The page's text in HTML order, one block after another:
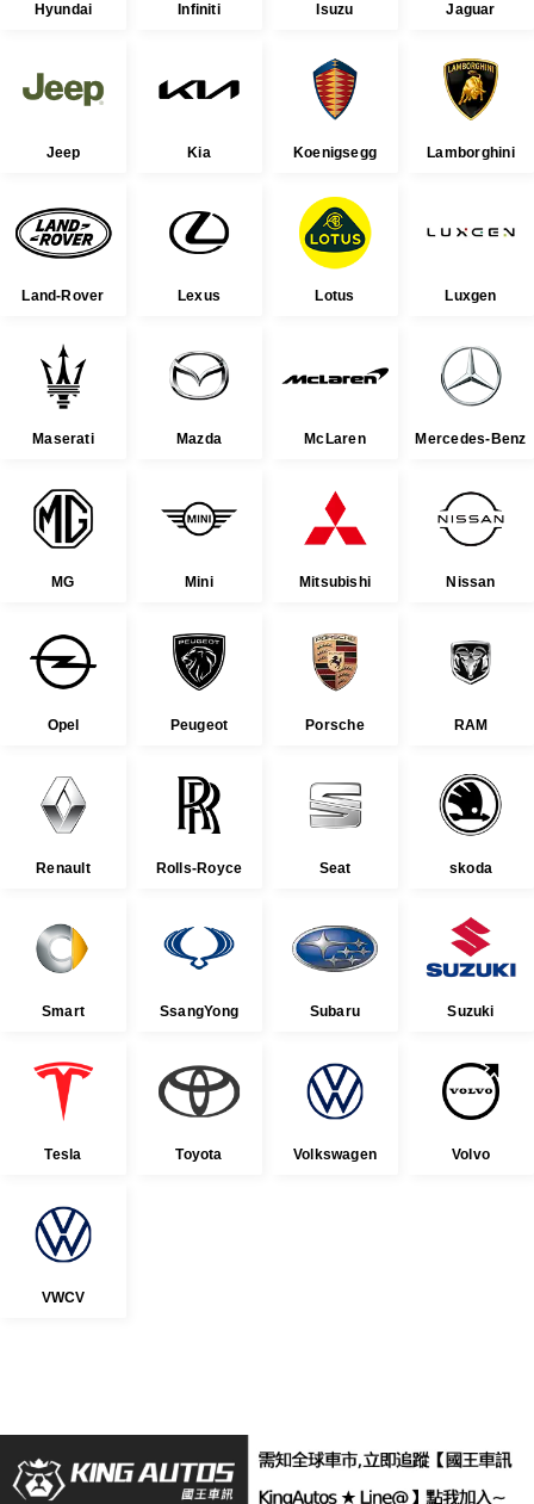
Hyundai Infiniti Isuzu Jaguar
Jeep Kia Koenigsegg Lamborghini
Land-Rover Lexus Lotus Luxgen
Maserati Mazda McLaren Mercedes-Benz
MG Mini Mitsubishi Nissan
Opel Peugeot Porsche RAM
Renault Rolls-Royce Seat skoda
Smart SsangYong Subaru Suzuki
Tesla Toyota Volkswagen Volvo
VWCV